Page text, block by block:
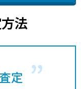
㎡ 85.00㎡
㎡ 85.00㎡ 2020年第
㎡ 100.00㎡
法
定